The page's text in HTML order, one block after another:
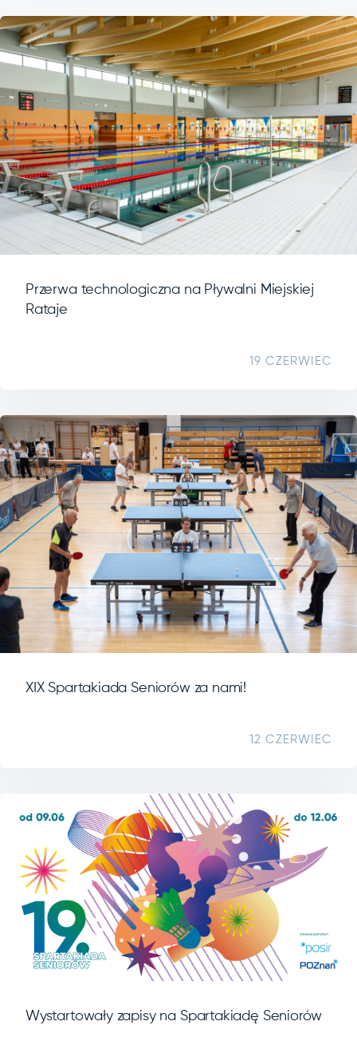
Przerwa technologiczna na Pływalni Miejskiej
Rataje
19 CZERWIEC
XIX Spartakiada Seniorów za nami!
12 CZERWIEC
Wystartowały zapisy na Spartakiadę Seniorów